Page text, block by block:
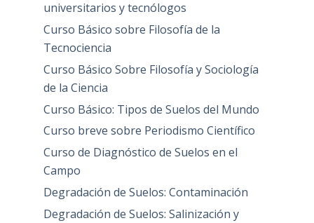
universitarios y tecnólogos
Curso Básico sobre Filosofía de la
Tecnociencia
Curso Básico Sobre Filosofía y Sociología
de la Ciencia
Curso Básico: Tipos de Suelos del Mundo
Curso breve sobre Periodismo Científico
Curso de Diagnóstico de Suelos en el
Campo
Degradación de Suelos: Contaminación
Degradación de Suelos: Salinización y